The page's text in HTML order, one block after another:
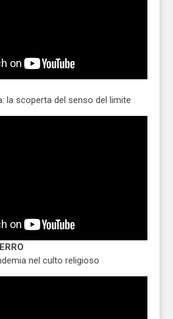
la scoperta del senso del limite
nel culto religioso